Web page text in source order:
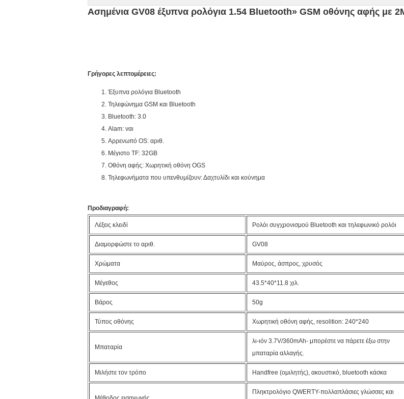
Ασημένια GV08 έξυπνα ρολόγια 1.54 Bluetooth» GSM οθόνης αφής με
Γρήγορες λεπτομέρειες:
Έξυπνα ρολόγια Bluetooth
Τηλεφώνημα GSM και Bluetooth
Bluetooth: 3.0
Alam: ναι
Αρρενωπό OS: αριθ.
Μέγιστο TF: 32GB
Οθόνη αφής: Χωρητική οθόνη OGS
Τηλεφωνήματα που υπενθυμίζουν: Δαχτυλίδι και κούνημα
Προδιαγραφή:
Λέξεις κλειδί Ρολόι συγχρονισμού Bluetooth και τηλεφωνικό ρολόι
Διαμορφώστε το αριθ. GV08
Χρώματα Μαύρος, άσπρος, χρυσός
Μέγεθος 43.5*40*11.8 χιλ.
Βάρος 50g
Τύπος οθόνης Χωρητική οθόνη αφής, resolition: 240*240
Μπαταρία
λι-ιόν 3.7V/360mAh- μπορέστε να πάρετε έξω στην
μπαταρία αλλαγής.
Μιλήστε τον τρόπο Handfree (ομιλητής), ακουστικό, bluetooth κάσκα
Πληκτρολόγιο QWERTY-πολλαπλάσιες γλώσσες και